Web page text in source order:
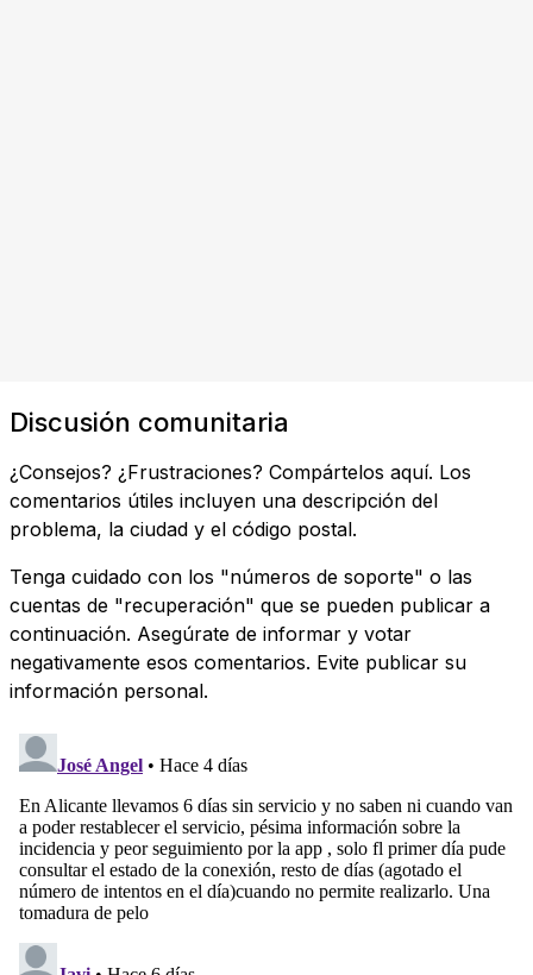
Discusión comunitaria
¿Consejos? ¿Frustraciones? Compártelos aquí. Los
comentarios útiles incluyen una descripción del
problema, la ciudad y el código postal.
Tenga cuidado con los "números de soporte" o las
cuentas de "recuperación" que se pueden publicar a
continuación. Asegúrate de informar y votar
negativamente esos comentarios. Evite publicar su
información personal.